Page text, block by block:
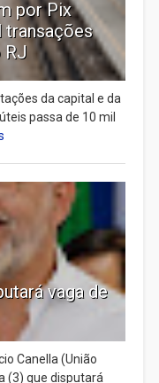
por Pix
transações
RJ
da capital e da
passa de 10 mil
vaga de
Canella (União
(3) que disputará